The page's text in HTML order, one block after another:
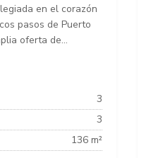
en el corazón
pasos de Puerto
oferta de...
3
3
136 m²